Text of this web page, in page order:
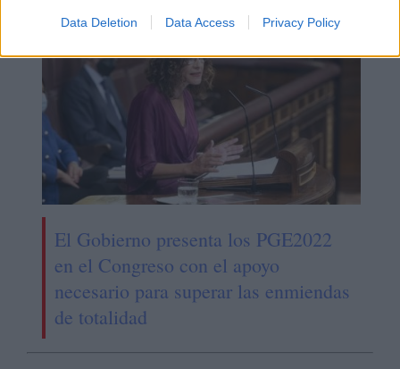
Data Deletion Data Access Privacy Policy
El Gobierno presenta los PGE2022
en el Congreso con el apoyo
necesario para superar las enmiendas
de totalidad